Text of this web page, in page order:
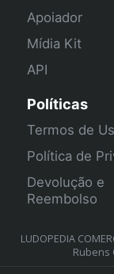
Apoiador
Mídia Kit
API
Políticas
Termos de
Política de
Devolução e
Reembolso
LUDOPEDIA
Rubens